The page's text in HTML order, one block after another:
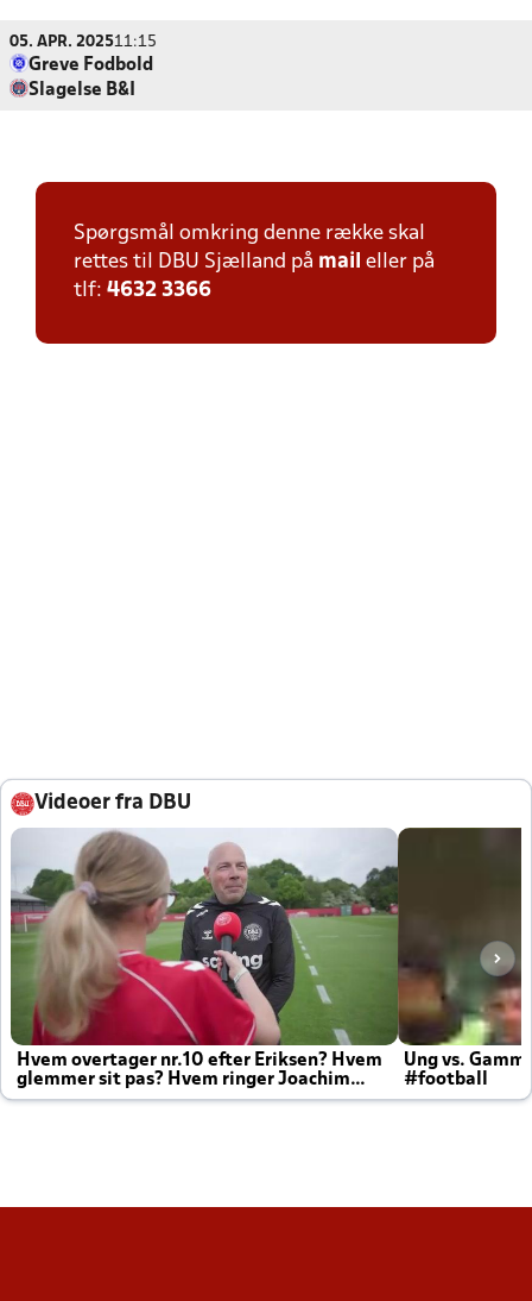
05. APR. 202511:15
Greve Fodbold
Slagelse B&I
Spørgsmål omkring denne række skal
rettes til DBU Sjælland på mail eller på
tlf: 4632 3366
Videoer fra DBU
Hvem overtager nr.10 efter Eriksen? Hvem
glemmer sit pas? Hvem ringer Joachim
altid til efter kampe?
Ung vs.
#football